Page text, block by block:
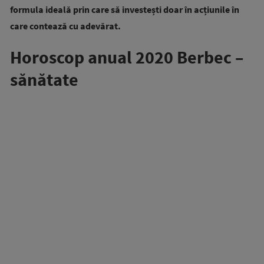
formula ideală prin care să investești doar în acțiunile în
care contează cu adevărat.
Horoscop anual 2020 Berbec –
sănătate